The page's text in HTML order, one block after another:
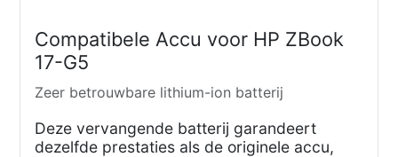
Compatibele Accu voor HP ZBook
17-G5
Zeer betrouwbare lithium-ion batterij
Deze vervangende batterij garandeert
dezelfde prestaties als de originele accu,